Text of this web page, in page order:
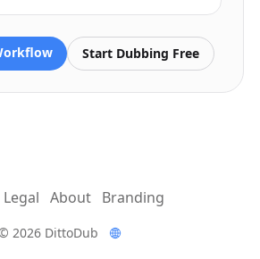
Start Dubbing Free
Legal About Branding
2026 DittoDub